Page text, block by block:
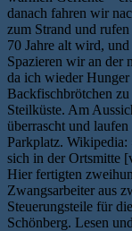
danach fahren wir
zum Strand und
70 Jahre alt wird,
Spazieren wir an der
da ich wieder Hunger
Backfischbrötchen zu
Steilküste. Am
überrascht und
Parkplatz. Wikipedia:
sich in der Ortsmitte
Hier fertigten
Zwangsarbeiter aus
Steuerungsteile für
Schönberg. Lesen